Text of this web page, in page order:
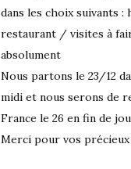
dans les choix suivants
restaurant / visites à
absolument
Nous partons le 23/12
midi et nous serons de
France le 26 en fin de
Merci pour vos précieux